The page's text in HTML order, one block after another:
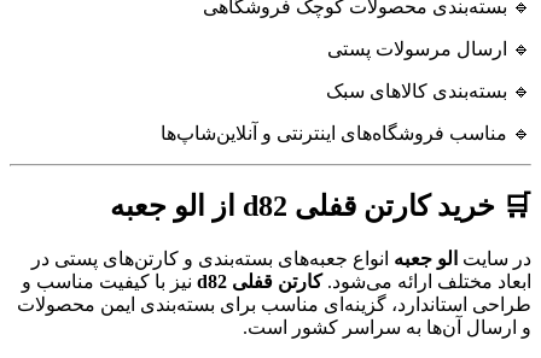
🔹 بسته‌بندی محصولات کوچک فروشگاهی
🔹 ارسال مرسولات پستی
🔹 بسته‌بندی کالاهای سبک
🔹 مناسب فروشگاه‌های اینترنتی و آنلاین‌شاپ‌ها
🛒 خرید کارتن قفلی d82 از الو جعبه
در سایت الو جعبه انواع جعبه‌های بسته‌بندی و کارتن‌های پستی در
ابعاد مختلف ارائه می‌شود.کارتن قفلی d82
نیز با کیفیت مناسب و
طراحی استاندارد، گزینه‌ای مناسب برای بسته‌بندی ایمن محصولات
و ارسال آن‌ها به سراسر کشور است.